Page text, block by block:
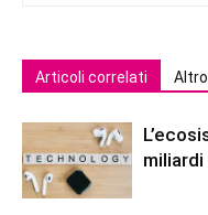
Articoli correlati